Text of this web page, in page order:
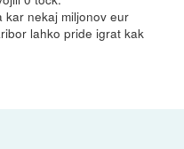
kar nekaj miljonov eur
lahko pride igrat kak